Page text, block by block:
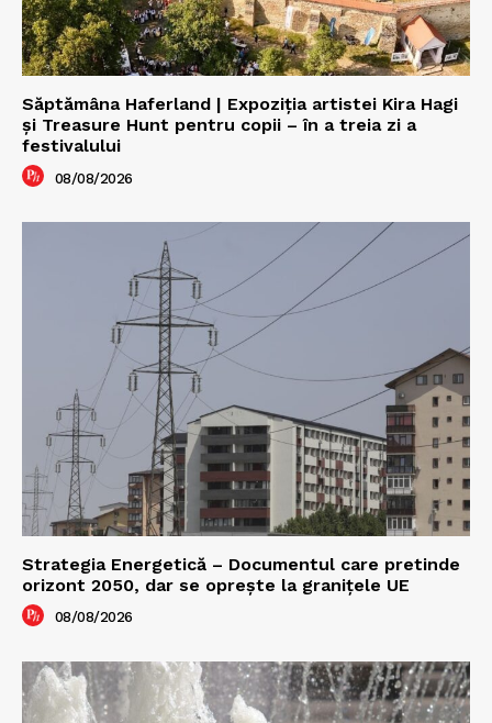
Săptămâna Haferland | Expoziţia artistei Kira Hagi
şi Treasure Hunt pentru copii – în a treia zi a
festivalului
08/08/2026
Strategia Energetică – Documentul care pretinde
orizont 2050, dar se oprește la granițele UE
08/08/2026